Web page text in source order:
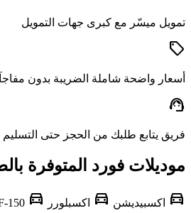
ميسّر مع كبرى جهات التمويل
واضحة شاملة الضريبة بدون مفاجآت
يتابع طلبك من الحجز حتى التسليم
فورد المتوفرة
اكسبيديشنdirections_car اكسبلوررdirections_car